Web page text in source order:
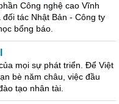
Công nghệ cao Vĩnh
tác Nhật Bản - Công ty
bổng báo.
mọi sự phát triển. Để Việt
bè năm châu, việc đầu
tạo nhân tài.